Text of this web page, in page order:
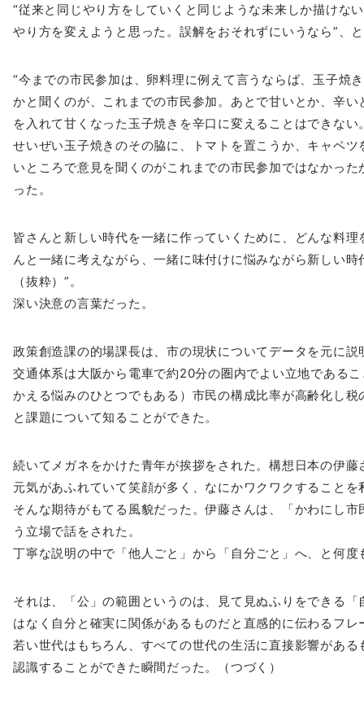
“従来と同じやり方をしていくと同じような未来しか描けな
やり方を変えようと思った。誤解をおそれずにいうなら”、
“今までの市民参加は、卵料理に例えて言うならば、玉子焼
かと聞くのが、これまでの市民参加。 あとで甘いとか、辛
を入れて甘くなった玉子焼きを辛口に変えることはできない
せいぜい玉子焼きのその脇に、トマトを置こうか、キャベツ
いところで意見を聞くのがこれまでの市民参加ではなかった
った。
皆さんと新しい時代を一緒に作っていくために、どんな料理
んと一緒に考えながら、一緒に味付けに悩みながら新しい時
（抜粋）”。
深い決意の言葉だった。
政策創造課の的場課長は、市の現状についてデータを元に説
交通体系は大阪から電車で約20分の圏内でよい立地である
かえる悩みのひとつでもある）市民の構成比率が高齢化し税
と課題について知る ことができた。
続いてメガネをかけた青年が挨拶をされた。 構想 日本の伊藤
元気があふれていて笑顔が多く、なにかワクワクすることを
そんな期待がもてる風貌だった。伊藤さんは、「かわにし市
う立場で話をされた。
丁寧な説明の中で「他人ごと」から「自分ごと」へ、と何度
それは、「公」の範囲というのは、見て見ぬふりをできる「
はなく自分と確実に関係があるものだと直感的に伝わるフレ
若い世代はもちろん、すべての世代の生活に直接影響がある
認識することができた瞬間だった。（つづく ）